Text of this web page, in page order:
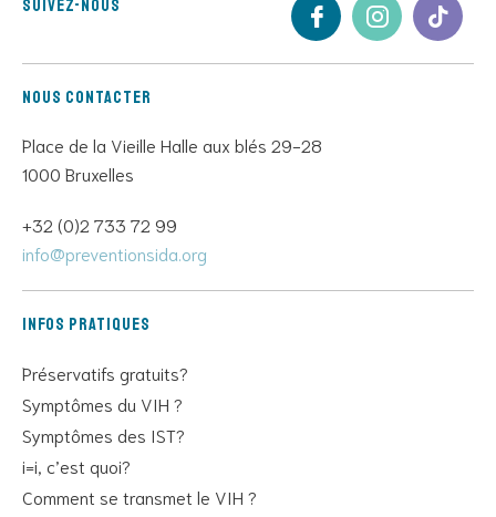
Suivez-nous
Nous contacter
Place de la Vieille Halle aux blés 29-28
1000 Bruxelles
+32 (0)2 733 72 99
info@preventionsida.org
Infos pratiques
Préservatifs gratuits?
Symptômes du VIH ?
Symptômes des IST?
i=i, c’est quoi?
Comment se transmet le VIH ?